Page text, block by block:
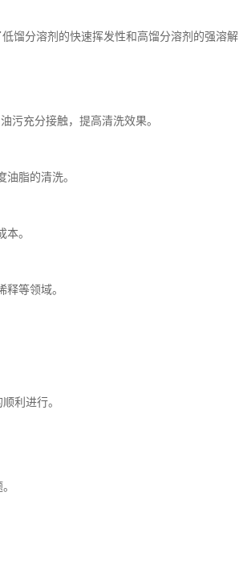
馏分溶剂的快速挥发性和高馏分溶剂的强溶解
污充分接触，提高清洗效果。
脂的清洗。
。
等领域。
利进行。